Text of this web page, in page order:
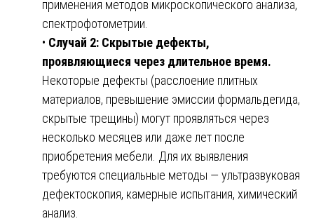
применения методов микроскопического анализа,
спектрофотометрии.
• Случай 2: Скрытые дефекты,
проявляющиеся через длительное время.
Некоторые дефекты (расслоение плитных
материалов, превышение эмиссии формальдегида,
скрытые трещины) могут проявляться через
несколько месяцев или даже лет после
приобретения мебели. Для их выявления
требуются специальные методы — ультразвуковая
дефектоскопия, камерные испытания, химический
анализ.